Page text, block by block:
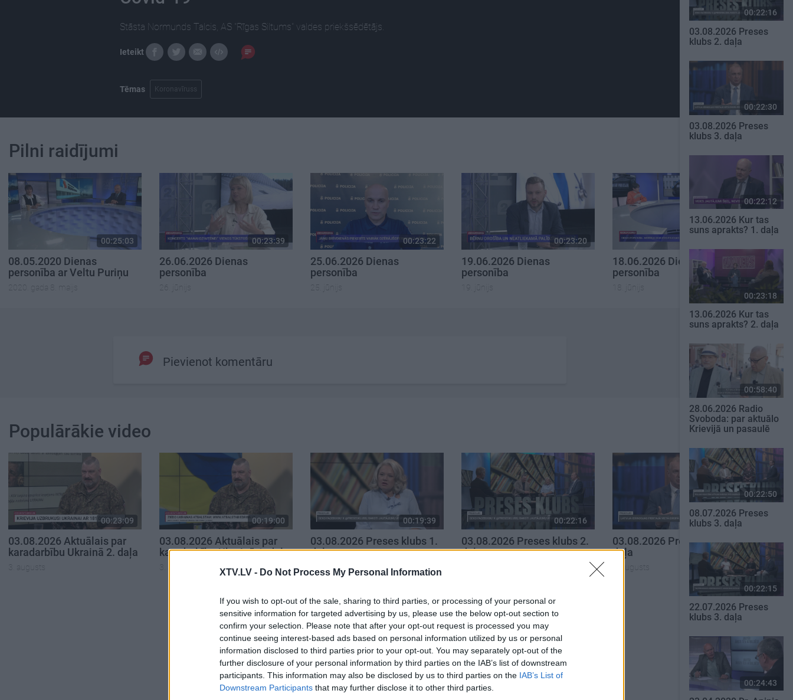
XTV.LV - Do Not Process My Personal Information
If you wish to opt-out of the sale, sharing to third parties, or processing of your personal or
sensitive information for targeted advertising by us, please use the below opt-out section to
confirm your selection. Please note that after your opt-out request is processed you may
continue seeing interest-based ads based on personal information utilized by us or personal
information disclosed to third parties prior to your opt-out. You may separately opt-out of the
further disclosure of your personal information by third parties on the IAB’s list of downstream
participants. This information may also be disclosed by us to third parties on the IAB’s List of
Downstream Participants that may further disclose it to other third parties.
Stāsta Normunds Talcis, AS "Rīgas Siltums" valdes priekšsēdētājs.
Ieteikt
Tēmas Koronavīruss
Pilni raidījumi
00:25:03
08.05.2020 Dienas
personība ar Veltu Puriņu
2020. gada 8. maijs
00:23:39
26.06.2026 Dienas
personība
26. jūnijs
00:23:22
25.06.2026 Dienas
personība
25. jūnijs
00:23:20
19.06.2026 Dienas
personība
19. jūnijs
18.06.2026 Dienas
personība
18. jūnijs
Pievienot komentāru
Populārākie video
00:23:09
03.08.2026 Aktuālais par
karadarbību Ukrainā 2. daļa
3. augusts
00:19:00
03.08.2026 Aktuālais par
karadarbību Ukrainā 1. daļa
3. augusts
00:19:39
03.08.2026 Preses klubs 1.
daļa
3. augusts
00:22:16
03.08.2026 Preses klubs 2.
daļa
00:22:30
03.08.2026 Preses klubs 3.
daļa
3. augusts
SKATĪT VISUS
00:22:16
03.08.2026 Preses
klubs 2. daļa
00:22:30
03.08.2026 Preses
klubs 3. daļa
00:22:12
13.06.2026 Kur tas
suns aprakts? 1. daļa
00:23:18
13.06.2026 Kur tas
suns aprakts? 2. daļa
00:58:40
28.06.2026 Radio
Svoboda: par aktuālo
Krievijā un pasaulē
00:22:50
08.07.2026 Preses
klubs 3. daļa
00:22:15
22.07.2026 Preses
klubs 3. daļa
00:24:43